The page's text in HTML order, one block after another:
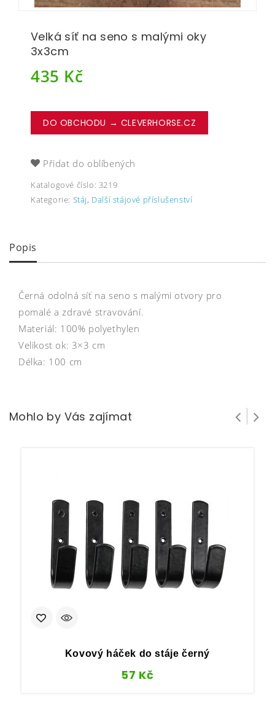
Velká síť na seno s malými oky
3x3cm
435 Kč
DO OBCHODU → CLEVERHORSE.CZ
Přidat do oblíbených
Katalogové číslo: 3219
Kategorie: Stáj, Další stájové příslušenství
Popis
Černá odolná síť na seno s malými otvory pro
pomalé a zdravé stravování.
Materiál: 100% polyethylen
Velikost ok: 3×3 cm
Délka: 100 cm
Mohlo by Vás zajímat
Kovový háček do stáje černý
57 Kč